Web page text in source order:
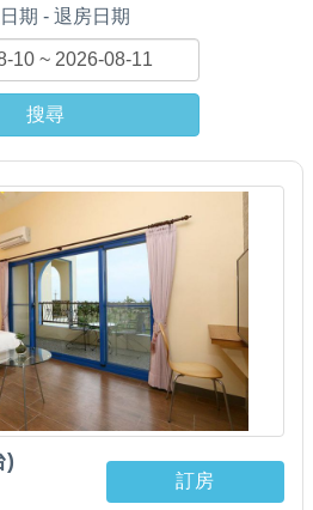
期 - 退房日期
搜尋
)
訂房